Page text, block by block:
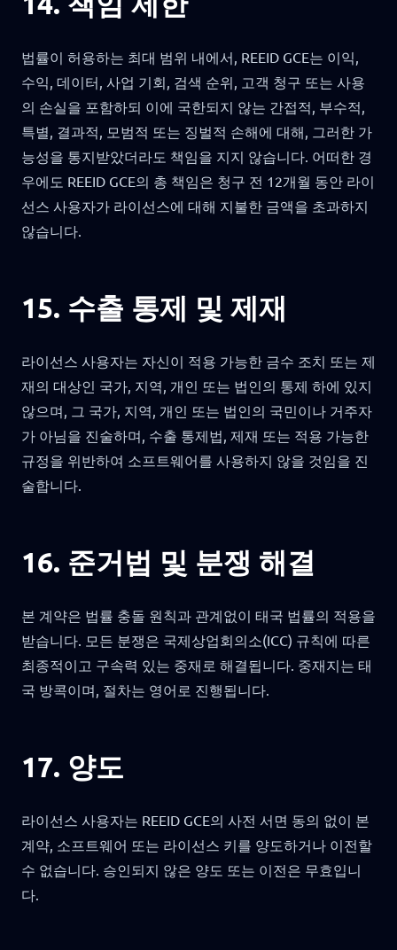
법률이 허용하는 최대 범위 내에서, REEID GCE는 이익,
수익, 데이터, 사업 기회, 검색 순위, 고객 청구 또는 사용
의 손실을 포함하되 이에 국한되지 않는 간접적, 부수적,
특별, 결과적, 모범적 또는 징벌적 손해에 대해, 그러한 가
능성을 통지받았더라도 책임을 지지 않습니다. 어떠한 경
우에도 REEID GCE의 총 책임은 청구 전 12개월 동안 라이
선스 사용자가 라이선스에 대해 지불한 금액을 초과하지
않습니다.
15. 수출 통제 및 제재
라이선스 사용자는 자신이 적용 가능한 금수 조치 또는 제
재의 대상인 국가, 지역, 개인 또는 법인의 통제 하에 있지
않으며, 그 국가, 지역, 개인 또는 법인의 국민이나 거주자
가 아님을 진술하며, 수출 통제법, 제재 또는 적용 가능한
규정을 위반하여 소프트웨어를 사용하지 않을 것임을 진
술합니다.
16. 준거법 및 분쟁 해결
본 계약은 법률 충돌 원칙과 관계없이 태국 법률의 적용을
받습니다. 모든 분쟁은 국제상업회의소(ICC) 규칙에 따른
최종적이고 구속력 있는 중재로 해결됩니다. 중재지는 태
국 방콕이며, 절차는 영어로 진행됩니다.
17. 양도
라이선스 사용자는 REEID GCE의 사전 서면 동의 없이 본
계약, 소프트웨어 또는 라이선스 키를 양도하거나 이전할
수 없습니다. 승인되지 않은 양도 또는 이전은 무효입니
다.